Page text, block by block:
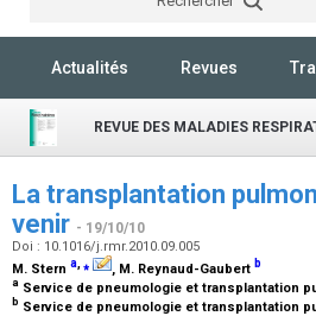
Actualités Revues
REVUE DES MALADIES
La transplantation
venir - 19/10/10
Doi : 10.1016/j.rmr.2010.09.005
M. Stern a,⁎ , M. Reynaud-Gaubert b
a Service de pneumologie et transplantation
b Service de pneumologie et transplantation